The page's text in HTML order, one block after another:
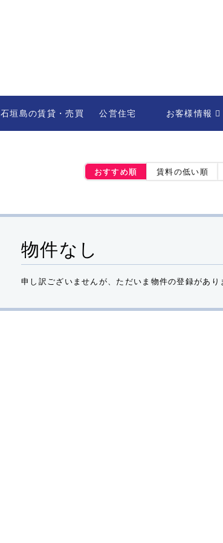
石垣島の賃貸・売買 公営住宅 お客様情報
おすすめ順 賃料の低い順
物件なし
申し訳ございませんが、ただいま物件の登録があり